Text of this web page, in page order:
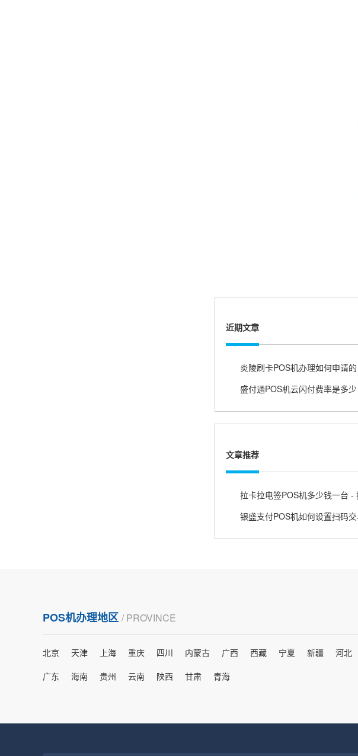
朋友推荐的，很好用，很安全，到账速度也很
快，机器很正规，值得推荐，客服讲解很仔细，
很满意！
近期文章
文章推荐
POS机办理地区 / PROVINCE
北京 天津 上海 重庆 四川 内蒙古 广西 西藏 宁夏 新疆 河北
广东
海南 贵州 云南 陕西 甘肃 青海